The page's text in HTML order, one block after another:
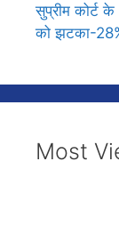
सुप्रीम कोर्ट
को झटका-
Most